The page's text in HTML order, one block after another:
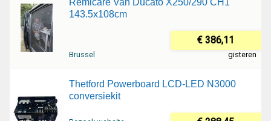
143.5x108cm
€ 386,11
Brussel gisteren
Thetford Powerboard LCD-LED N3000
conversiekit